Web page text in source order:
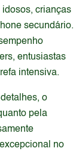
crianças
secundário.
entusiastas
intensiva.
o
pela
no